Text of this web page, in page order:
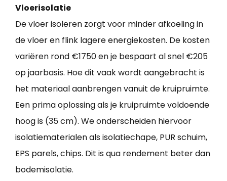
Vloerisolatie
De vloer isoleren zorgt voor minder afkoeling in
de vloer en flink lagere energiekosten. De kosten
variëren rond €1750 en je bespaart al snel €205
op jaarbasis. Hoe dit vaak wordt aangebracht is
het materiaal aanbrengen vanuit de kruipruimte.
Een prima oplossing als je kruipruimte voldoende
hoog is (35 cm). We onderscheiden hiervoor
isolatiematerialen als isolatiechape, PUR schuim,
EPS parels, chips. Dit is qua rendement beter dan
bodemisolatie.